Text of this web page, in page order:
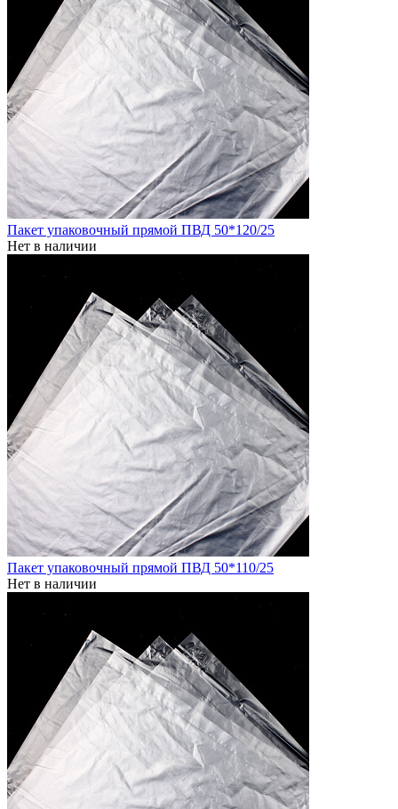
Пакет упаковочный прямой ПВД 50*120/25
Нет в наличии
Пакет упаковочный прямой ПВД 50*110/25
Нет в наличии